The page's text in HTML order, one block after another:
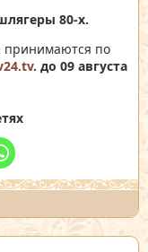
80-х.
принимаются по
24.tv. до 09 августа